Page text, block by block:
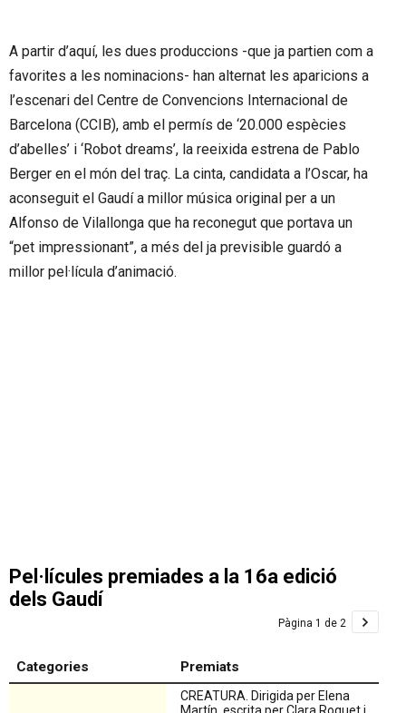
A partir d’aquí, les dues produccions -que ja partien com a
favorites a les nominacions- han alternat les aparicions a
l’escenari del Centre de Convencions Internacional de
Barcelona (CCIB), amb el permís de ‘20.000 espècies
d’abelles’ i ‘Robot dreams’, la reeixida estrena de Pablo
Berger en el món del traç. La cinta, candidata a l’Oscar, ha
aconseguit el Gaudí a millor música original per a un
Alfonso de Vilallonga que ha reconegut que portava un
“pet impressionant”, a més del ja previsible guardó a
millor pel·lícula d’animació.